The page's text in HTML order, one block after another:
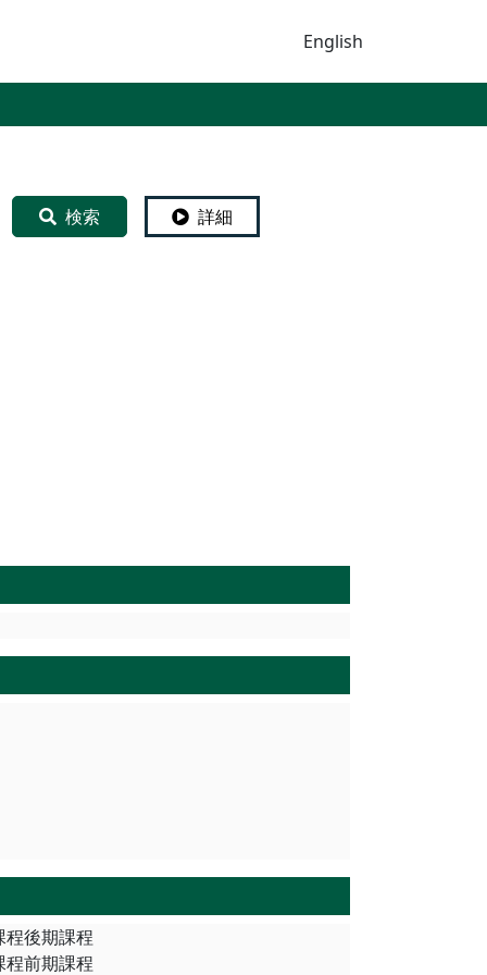
English
検索 詳細
程後期課程
程前期課程